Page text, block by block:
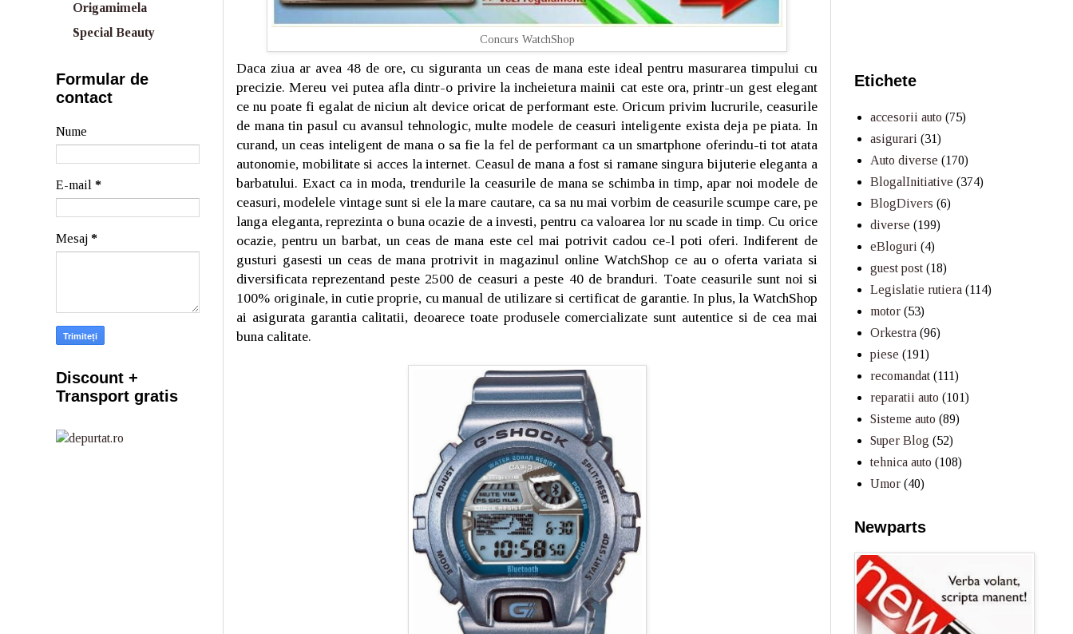
Concurs WatchShop
Daca ziua ar avea 48 de ore, cu siguranta un ceas de mana este ideal pentru masurarea timpului cu
precizie. Mereu vei putea afla dintr-o privire la incheietura mainii cat este ora, printr-un gest elegant
ce nu poate fi egalat de niciun alt device oricat de performant este. Oricum privim lucrurile, ceasurile
de mana tin pasul cu avansul tehnologic, multe modele de ceasuri inteligente exista deja pe piata. In
curand, un ceas inteligent de mana o sa fie la fel de performant ca un smartphone oferindu-ti tot atata
autonomie, mobilitate si acces la internet. Ceasul de mana a fost si ramane singura bijuterie eleganta a
barbatului. Exact ca in moda, trendurile la ceasurile de mana se schimba in timp, apar noi modele de
ceasuri, modelele vintage sunt si ele la mare cautare, ca sa nu mai vorbim de ceasurile scumpe care, pe
langa eleganta, reprezinta o buna ocazie de a investi, pentru ca valoarea lor nu scade in timp. Cu orice
ocazie, pentru un barbat, un ceas de mana este cel mai potrivit cadou ce-l poti oferi. Indiferent de
gusturi gasesti un ceas de mana protrivit in magazinul online WatchShop ce au o oferta variata si
diversificata reprezentand peste 2500 de ceasuri a peste 40 de branduri. Toate ceasurile sunt noi si
100% originale, in cutie proprie, cu manual de utilizare si certificat de garantie. In plus, la WatchShop
ai asigurata garantia calitatii, deoarece toate produsele comercializate sunt autentice si de cea mai
buna calitate.
Origamimela
Special Beauty
Formular de
contact
Nume
E-mail *
Mesaj *
Discount +
Transport gratis
Etichete
accesorii auto (75)
asigurari (31)
Auto diverse (170)
BlogalInitiative (374)
BlogDivers (6)
diverse (199)
eBloguri (4)
guest post (18)
Legislatie rutiera (114)
motor (53)
Orkestra (96)
piese (191)
recomandat (111)
reparatii auto (101)
Sisteme auto (89)
Super Blog (52)
tehnica auto (108)
Umor (40)
Newparts